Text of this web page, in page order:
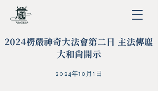
2024楞嚴神奇大法會第二日 主法傳塵
大和尚開示
2024年10月1日